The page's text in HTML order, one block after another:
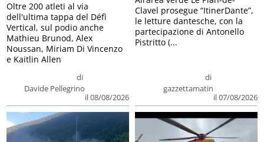
di
Davide Pellegrino
il 08/08/2026
Oltre 200 atleti al via
dell'ultima tappa del Défì
Vertical, sul podio anche
Mathieu Brunod, Alex
Noussan, Miriam Di Vincenzo
e Kaitlin Allen
di
gazzettamatin
il 07/08/2026
Clavel prosegue “ItinerDante”,
le letture dantesche, con la
partecipazione di Antonello
Pistritto (...